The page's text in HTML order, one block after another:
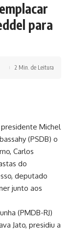
para
2 Min. de Leitura
Michel
(PSDB) o
Carlos
do
deputado
junto aos
(PMDB-RJ)
Jato, presidiu a